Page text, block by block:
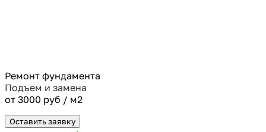
Ремонт фундамента
Подъем и замена
от 3000 руб / м2
Оставить заявку